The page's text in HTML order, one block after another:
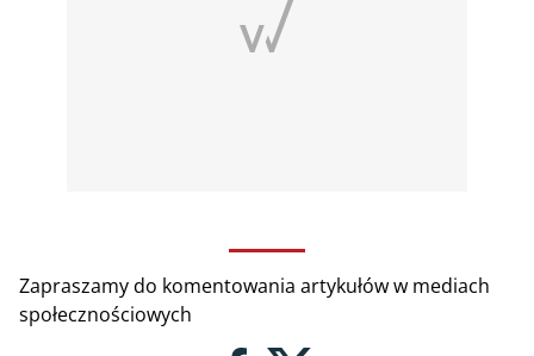
Zapraszamy do komentowania artykułów w mediach
społecznościowych